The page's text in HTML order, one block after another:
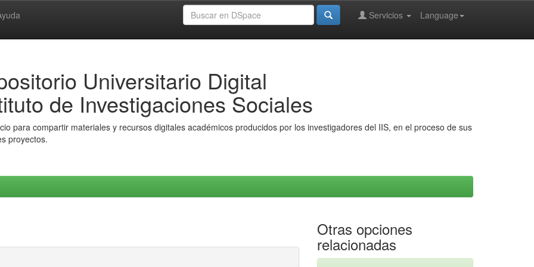
Language
Servicios
Universitario Digital
de Investigaciones Sociales
para compartir materiales y recursos digitales académicos producidos por los investigadores del IIS, en el proceso de sus
proyectos.
Otras opciones
relacionadas